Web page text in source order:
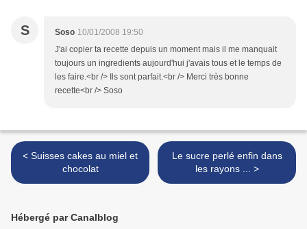
S Soso 10/01/2008 19:50
J'ai copier ta recette depuis un moment mais il me manquait
toujours un ingredients aujourd'hui j'avais tous et le temps de
les faire.<br /> Ils sont parfait.<br /> Merci très bonne
recette<br /> Soso
< Suisses cakes au miel et
chocolat
Le sucre perlé enfin dans
les rayons ... >
Hébergé par Canalblog